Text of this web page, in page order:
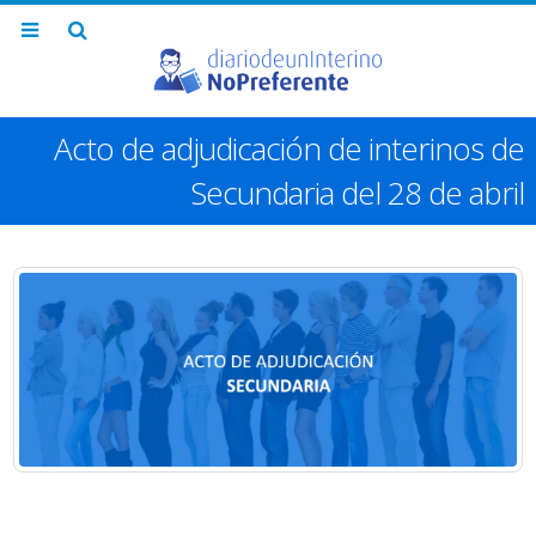
Acto de adjudicación de interinos de
Secundaria del 28 de abril